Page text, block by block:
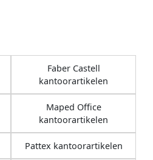
Faber Castell
kantoorartikelen
Maped Office
kantoorartikelen
Pattex kantoorartikelen